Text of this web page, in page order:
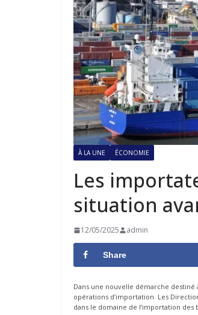
À LA UNE ÉCONOMIE
Les
situation
12/05/2025 admin
Share
Dans une nouvelle démarche
opérations d’importation. Les
dans le domaine de l’importation